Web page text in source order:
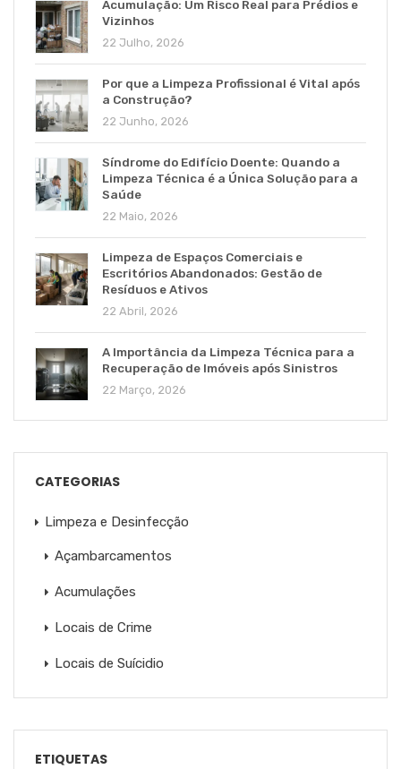
Acumulação: Um Risco Real para Prédios e
Vizinhos
22 Julho, 2026
Por que a Limpeza Profissional é Vital após
a Construção?
22 Junho, 2026
Síndrome do Edifício Doente: Quando a
Limpeza Técnica é a Única Solução para a
Saúde
22 Maio, 2026
Limpeza de Espaços Comerciais e
Escritórios Abandonados: Gestão de
Resíduos e Ativos
22 Abril, 2026
A Importância da Limpeza Técnica para a
Recuperação de Imóveis após Sinistros
22 Março, 2026
CATEGORIAS
Limpeza e Desinfecção
Açambarcamentos
Acumulações
Locais de Crime
Locais de Suícidio
ETIQUETAS